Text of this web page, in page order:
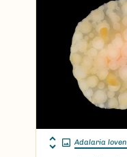
Adalaria